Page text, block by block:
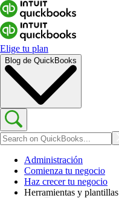
Elige tu plan
Blog de QuickBooks
Administración
Comienza tu negocio
Haz crecer tu negocio
Herramientas y plantillas